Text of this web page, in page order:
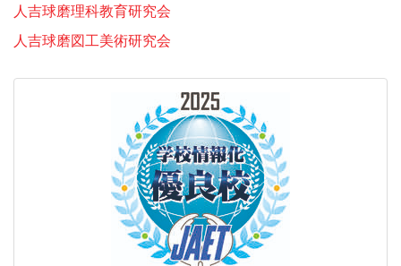
人吉球磨理科教育研究会
人吉球磨図工美術研究会